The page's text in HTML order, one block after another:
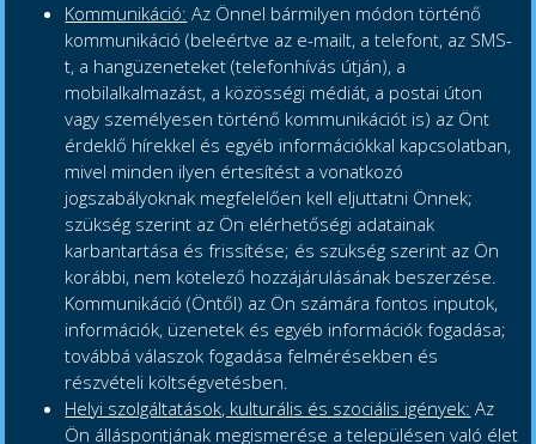
Kommunikáció: Az Önnel bármilyen módon történő
kommunikáció (beleértve az e-mailt, a telefont, az SMS-
t, a hangüzeneteket (telefonhívás útján), a
mobilalkalmazást, a közösségi médiát, a postai úton
vagy személyesen történő kommunikációt is) az Önt
érdeklő hírekkel és egyéb információkkal kapcsolatban,
mivel minden ilyen értesítést a vonatkozó
jogszabályoknak megfelelően kell eljuttatni Önnek;
szükség szerint az Ön elérhetőségi adatainak
karbantartása és frissítése; és szükség szerint az Ön
korábbi, nem kötelező hozzájárulásának beszerzése.
Kommunikáció (Öntől) az Ön számára fontos inputok,
információk, üzenetek és egyéb információk fogadása;
továbbá válaszok fogadása felmérésekben és
részvételi költségvetésben.
Helyi szolgáltatások, kulturális és szociális igények: Az
Ön álláspontjának megismerése a településen való élet